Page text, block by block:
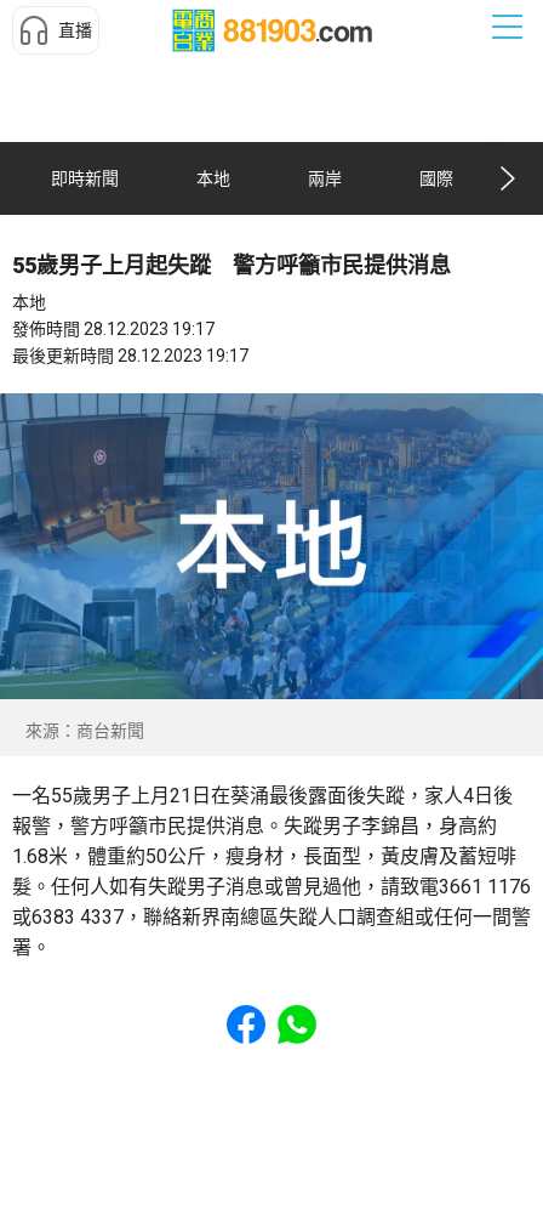
直播
即時新聞 本地 兩岸 國際
55歲男子上月起失蹤 警方呼籲市民提供消息
本地
發佈時間 28.12.2023 19:17
最後更新時間 28.12.2023 19:17
來源：商台新聞
一名55歲男子上月21日在葵涌最後露面後失蹤，家人4日後
報警，警方呼籲市民提供消息。失蹤男子李錦昌，身高約
1.68米，體重約50公斤，瘦身材，長面型，黃皮膚及蓄短啡
髮。任何人如有失蹤男子消息或曾見過他，請致電3661 1176
或6383 4337，聯絡新界南總區失蹤人口調查組或任何一間警
署。
Share to Facebook
Share to WhatsApp